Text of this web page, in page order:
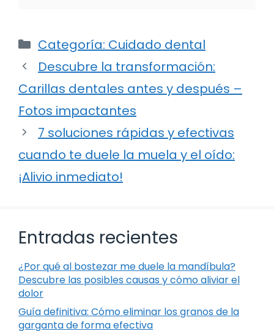
Categorías
Categoría: Cuidado dental
Descubre la transformación:
Carillas dentales antes y después –
Fotos impactantes
7 soluciones rápidas y efectivas
cuando te duele la muela y el oído:
¡Alivio inmediato!
Entradas recientes
¿Por qué al bostezar me duele la mandíbula?
Descubre las posibles causas y cómo aliviar el
dolor
Guía definitiva: Cómo eliminar los granos de la
garganta de forma efectiva